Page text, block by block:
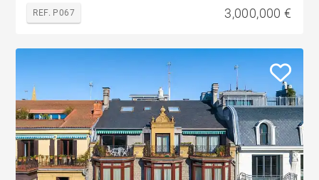
REF. P067 3,000,000 €